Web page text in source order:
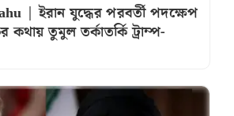
| ইরান যুদ্ধের পরবর্তী পদক্ষেপ
কথায় তুমুল তর্কাতর্কি ট্রাম্প-